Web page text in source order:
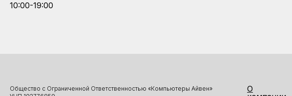
10:00-19:00
Общество с Ограниченной Ответственностью «Компьютеры Айвен»
О